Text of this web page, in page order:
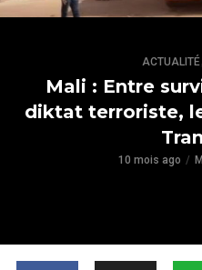
ACTUALITÉ,
Mali : Entre
diktat terroriste,
10 mois ago